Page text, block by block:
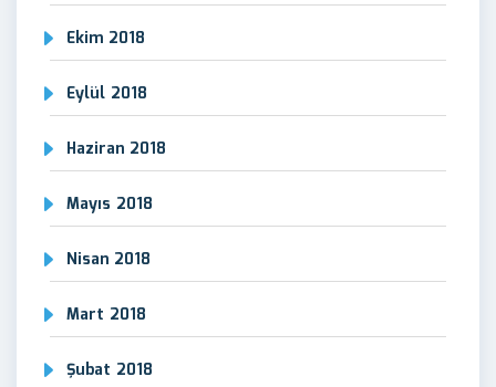
Ekim 2018
Eylül 2018
Haziran 2018
Mayıs 2018
Nisan 2018
Mart 2018
Şubat 2018